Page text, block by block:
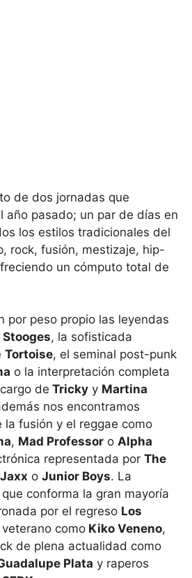
de dos jornadas que
año pasado; un par de días en
los estilos tradicionales del
rock, fusión, mestizaje, hip-
un cómputo total de
por peso propio las leyendas
Stooges, la sofisticada
Tortoise, el seminal post-punk
o la interpretación completa
de Tricky y Martina
nos encontramos
fusión y el reggae como
, Mad Professor o Alpha
representada por The
o Junior Boys. La
conforma la gran mayoría
por el regreso Los
como Kiko Veneno,
de plena actualidad como
Plata y raperos